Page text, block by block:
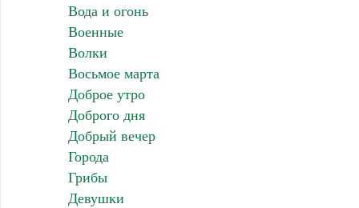
Вода и огонь
Военные
Волки
Восьмое марта
Доброе утро
Доброго дня
Добрый вечер
Города
Грибы
Девушки